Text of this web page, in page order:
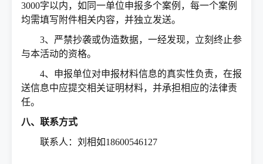
3000字以内，如同一单位申报多个案例，每一个案例
均需填写附件相关内容，并独立发送。
3、严禁抄袭或伪造数据，一经发现，立刻终止参
与本活动的资格。
4、申报单位对申报材料信息的真实性负责，在报
送信息中应提交相关证明材料，并承担相应的法律责
任。
八、联系方式
联系人：刘相如18600546127